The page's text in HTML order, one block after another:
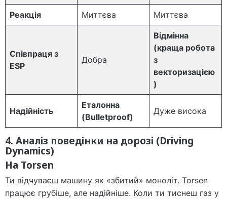
Реакція Миттєва Миттєва
Співпраця з
ESP
Добра
Відмінна
(краща робота
з
векторизацією
)
Надійність
Еталонна
(Bulletproof)
Дуже висока
4. Аналіз поведінки на дорозі (Driving
Dynamics)
На Torsen
Ти відчуваєш машину як «збитий» моноліт. Torsen
працює грубіше, але надійніше. Коли ти тиснеш газ у